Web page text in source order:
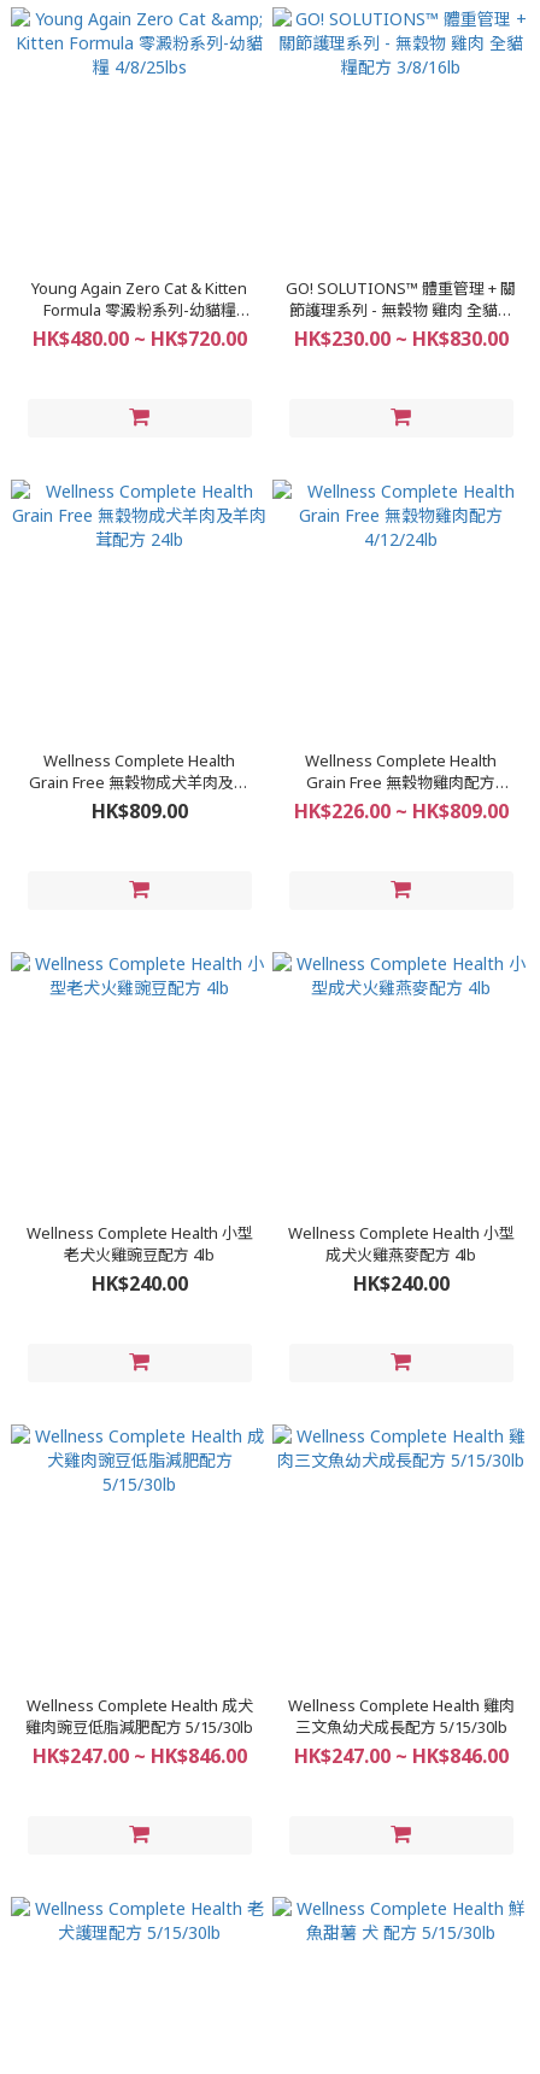
Young Again Zero Cat & Kitten
Formula 零澱粉系列-幼貓糧
4/8/25lbs
HK$480.00 ~ HK$720.00
GO! SOLUTIONS™ 體重管理 + 關
節護理系列 - 無穀物 雞肉 全貓糧
配方 3/8/16lb
HK$230.00 ~ HK$830.00
Wellness Complete Health
Grain Free 無穀物成犬羊肉及羊
肉茸配方 24lb
HK$809.00
Wellness Complete Health
Grain Free 無穀物雞肉配方
4/12/24lb
HK$226.00 ~ HK$809.00
Wellness Complete Health 小型
老犬火雞豌豆配方 4lb
HK$240.00
Wellness Complete Health 小型
成犬火雞燕麥配方 4lb
HK$240.00
Wellness Complete Health 成犬
雞肉豌豆低脂減肥配方 5/15/30lb
HK$247.00 ~ HK$846.00
Wellness Complete Health 雞肉
三文魚幼犬成長配方 5/15/30lb
HK$247.00 ~ HK$846.00